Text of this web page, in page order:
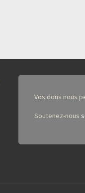
Vos dons nous
Soutenez-nous